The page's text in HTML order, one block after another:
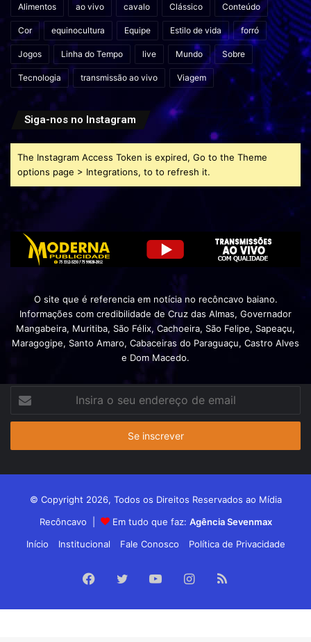
Alimentos ao vivo cavalo Clássico Conteúdo
Cor equinocultura Equipe Estilo de vida forró
Jogos Linha do Tempo live Mundo Sobre
Tecnologia transmissão ao vivo Viagem
Siga-nos no Instagram
The Instagram Access Token is expired, Go to the Theme
options page > Integrations, to to refresh it.
O site que é referencia em notícia no recôncavo baiano.
Informações com credibilidade de Cruz das Almas, Governador
Mangabeira, Muritiba, São Félix, Cachoeira, São Felipe, Sapeaçu,
Maragogipe, Santo Amaro, Cabaceiras do Paraguaçu, Castro Alves
e Dom Macedo.
seu
de
© Copyright 2026, Todos os Direitos Reservados ao Mídia
Recôncavo |
Em tudo que faz: Agência Sevenmax
Início
Institucional Fale Conosco Política de Privacidade
Facebook
TwitterYouTubeInstagram
RSS